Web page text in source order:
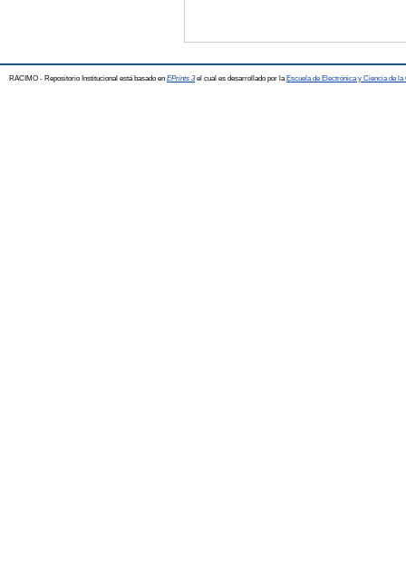
RACIMO - Repositorio Institucional está basado en EPrints 3el cual es desarrollado por la Escuela de Electrónica y Ciencia de la